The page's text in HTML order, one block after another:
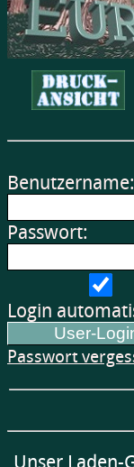
Benutzername:
Passwort:
Login
Passwort
Unser Laden-